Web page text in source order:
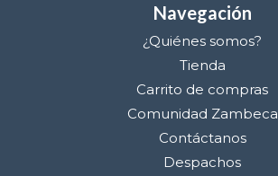
Navegación
¿Quiénes somos?
Tienda
Carrito de compras
Comunidad Zambeca
Contáctanos
Despachos